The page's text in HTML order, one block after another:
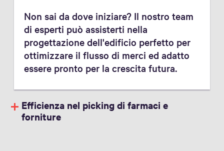
Non sai da dove iniziare? Il nostro team
di esperti può assisterti nella
progettazione dell'edificio perfetto per
ottimizzare il flusso di merci ed adatto
essere pronto per la crescita futura.
Efficienza nel picking di farmaci e
forniture